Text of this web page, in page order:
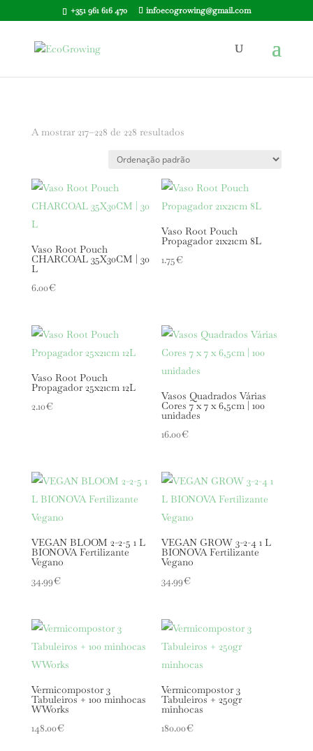
+351 961 616 470 infoecogrowing@gmail.com
A mostrar 217–228 de 228 resultados
Vaso Root Pouch
CHARCOAL 35X30CM | 30
L
6.00€
Vaso Root Pouch
Propagador 21x21cm 8L
1.75€
Vaso Root Pouch
Propagador 25x21cm 12L
2.10€
Vasos Quadrados Várias
Cores 7 x 7 x 6,5cm | 100
unidades
16.00€
VEGAN BLOOM 2-2-5 1 L
BIONOVA Fertilizante
Vegano
34.99€
VEGAN GROW 3-2-4 1 L
BIONOVA Fertilizante
Vegano
34.99€
Vermicompostor 3
Tabuleiros + 100 minhocas
WWorks
148.00€
Vermicompostor 3
Tabuleiros + 250gr
minhocas
180.00€